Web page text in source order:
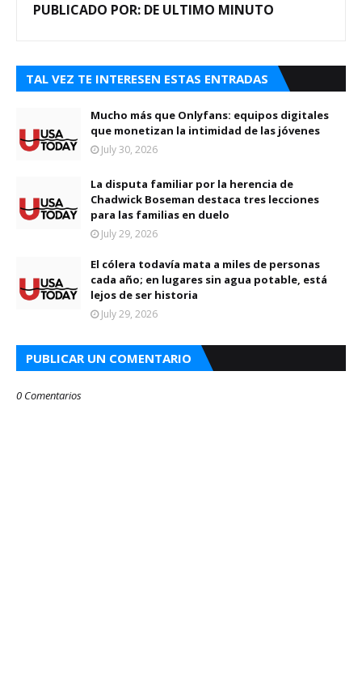
PUBLICADO POR: DE ULTIMO MINUTO
TAL VEZ TE INTERESEN ESTAS ENTRADAS
Mucho más que Onlyfans: equipos digitales
que monetizan la intimidad de las jóvenes
July 30, 2026
La disputa familiar por la herencia de
Chadwick Boseman destaca tres lecciones
para las familias en duelo
July 29, 2026
El cólera todavía mata a miles de personas
cada año; en lugares sin agua potable, está
lejos de ser historia
July 29, 2026
PUBLICAR UN COMENTARIO
0 Comentarios